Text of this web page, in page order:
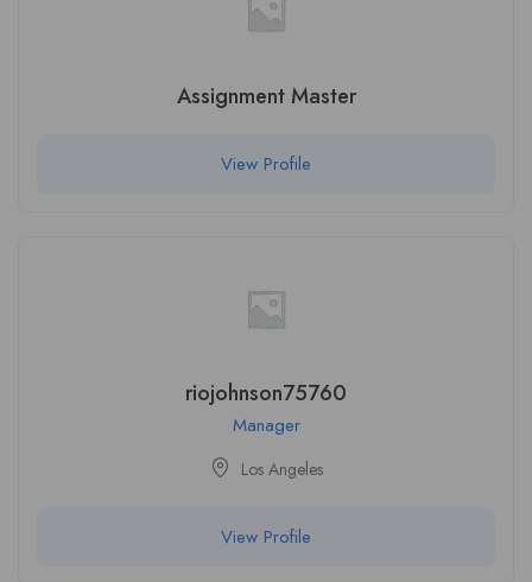
Assignment Master
View Profile
riojohnson75760
Manager
Los Angeles
View Profile